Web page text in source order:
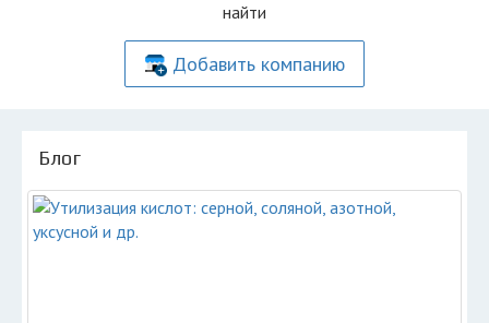
найти
Добавить компанию
Блог